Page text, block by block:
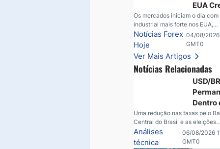
continua tentando se
relação ao iene; o peso
uma alta à medida que as
nos EUA.
EUA
Fed e o
Os mercados iniciam o dia com
industrial mais forte nos EUA,
movimentos no iene, resultados
corporativos robustos, um
segurança envolvendo o
novos desdobramentos no
petróleo.
Notícias Forex
Hoje
04/08/
GMT0
Ver Mais Artigos
Notícias Relacionadas
USD/
Dentro
Faixa
Meio ao
Corte
Taxas
Uma redução nas taxas pelo
Central do Brasil e as eleições
iminentes estão
redefinindo uma faixa habitual
Análises
técnica
06/08/2026
GMT0